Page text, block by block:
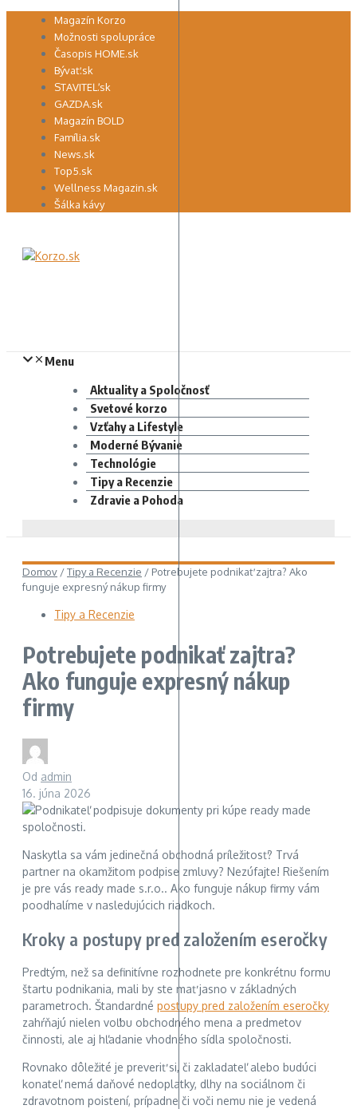
Preskočiť Magazín Korzo
Možnosti spolupráce
Časopis HOME.sk
Bývať.sk
STAVITEĽ.sk
GAZDA.sk
Magazín BOLD
Família.sk
News.sk
Top5.sk
Wellness Magazin.sk
Šálka kávy
Menu
Aktuality a Spoločnosť
Svetové korzo
Vzťahy a Lifestyle
Moderné Bývanie
Technológie
Tipy a Recenzie
Zdravie a Pohoda
Domov /Tipy a Recenzie / Potrebujete podnikať zajtra? Ako
funguje expresný nákup firmy
Tipy a Recenzie
Potrebujete podnikať zajtra?
Ako funguje expresný nákup
firmy
Od admin
16. júna 2026
Naskytla sa vám jedinečná obchodná príležitosť? Trvá
partner na okamžitom podpise zmluvy? Nezúfajte! Riešením
je pre vás ready made s.r.o.. Ako funguje nákup firmy vám
poodhalíme v nasledujúcich riadkoch.
Kroky a postupy pred založením eseročky
Predtým, než sa definitívne rozhodnete pre konkrétnu formu
štartu podnikania, mali by ste mať jasno v základných
parametroch. Štandardné postupy pred založením eseročky
zahŕňajú nielen voľbu obchodného mena a predmetov
činnosti, ale aj hľadanie vhodného sídla spoločnosti.
Rovnako dôležité je preveriť si, či zakladateľ alebo budúci
konateľ nemá daňové nedoplatky, dlhy na sociálnom či
zdravotnom poistení, prípadne či voči nemu nie je vedená